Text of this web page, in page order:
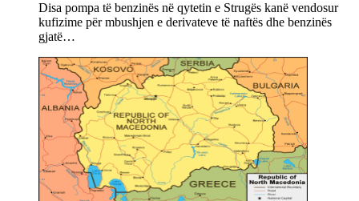
Disa pompa të benzinës në qytetin e Strugës kanë vendosur
kufizime për mbushjen e derivateve të naftës dhe benzinës
gjatë…